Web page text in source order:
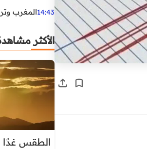
14:43المغرب
الأكثر
الطقس غدًا